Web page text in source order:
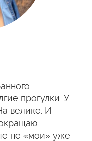
прогулки. У
велике. И
не «мои» уже